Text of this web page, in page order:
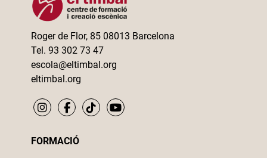
Roger de Flor, 85 08013 Barcelona
Tel. 93 302 73 47
escola@eltimbal.org
eltimbal.org
FORMACIÓ